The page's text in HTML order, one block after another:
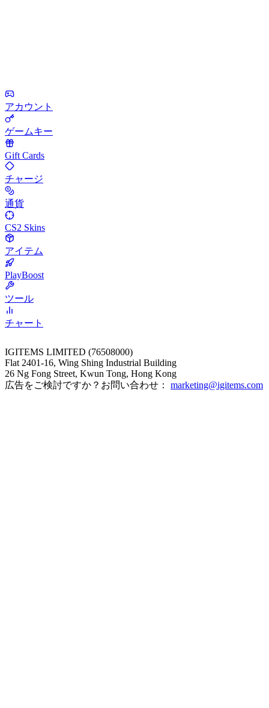
アカウント
ゲームキー
Gift Cards
チャージ
通貨
CS2 Skins
アイテム
PlayBoost
ツール
チャート
IGITEMS LIMITED (76508000)
Flat 2401-16, Wing Shing Industrial Building
26 Ng Fong Street, Kwun Tong, Hong Kong
広告をご検討ですか？お問い合わせ： marketing@igitems.com